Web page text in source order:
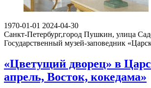
1970-01-01 2024-04-30
Санкт-Петербург,город Пушкин, улица
Государственный музей-заповедник
«Цветущий дворец» в
апрель, Восток, кокедама»